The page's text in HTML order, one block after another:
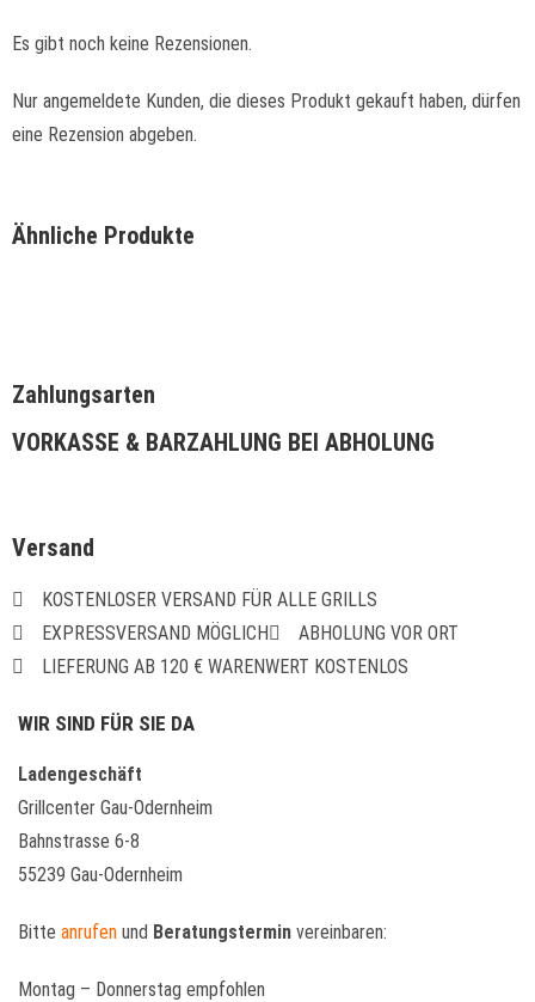
Es gibt noch keine Rezensionen.
Nur angemeldete Kunden, die dieses Produkt gekauft haben, dürfen
eine Rezension abgeben.
Ähnliche Produkte
Zahlungsarten
VORKASSE & BARZAHLUNG BEI ABHOLUNG
Versand
KOSTENLOSER VERSAND FÜR ALLE GRILLS
EXPRESSVERSAND MÖGLICH
ABHOLUNG VOR ORT
LIEFERUNG AB 120 € WARENWERT KOSTENLOS
WIR SIND FÜR SIE DA
Ladengeschäft
Grillcenter Gau-Odernheim
Bahnstrasse 6-8
55239 Gau-Odernheim
Bitte anrufen und Beratungstermin vereinbaren:
Montag – Donnerstag empfohlen